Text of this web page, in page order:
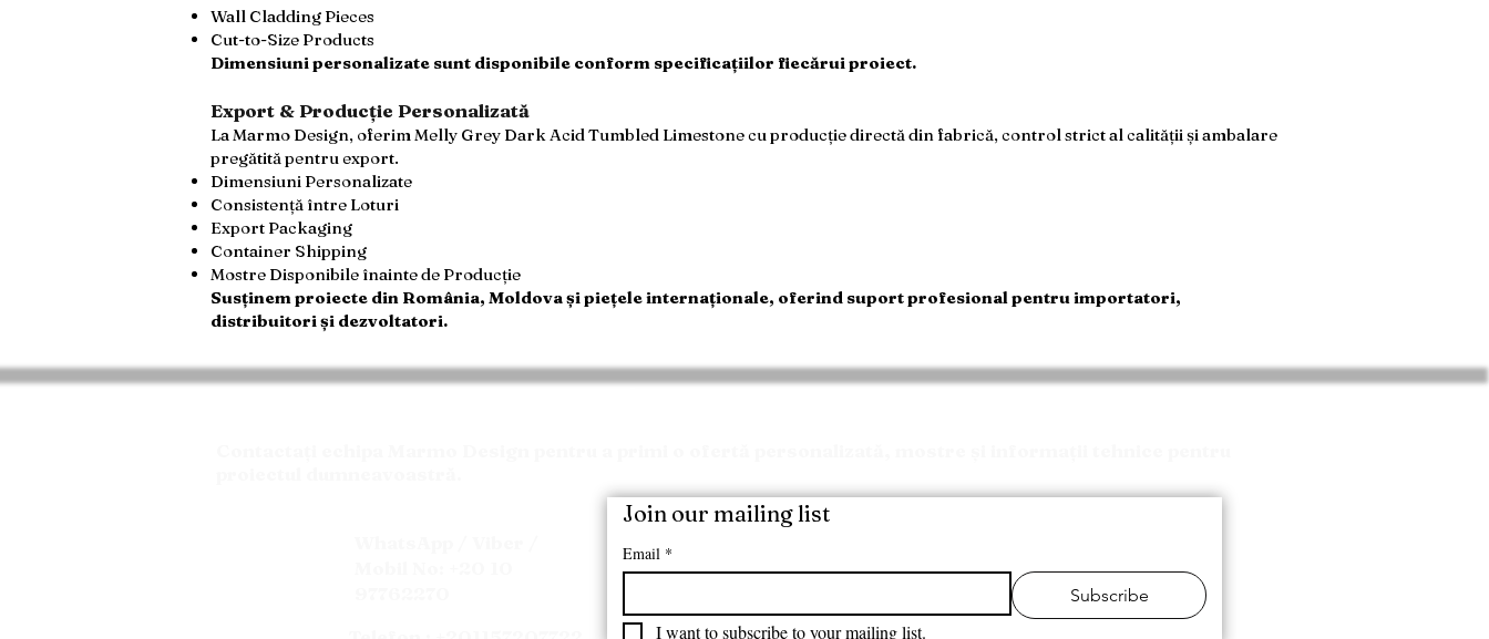
Wall Cladding Pieces
Cut-to-Size Products
Dimensiuni personalizate sunt disponibile conform specificațiilor fiecărui proiect.
Export & Producție Personalizată
La Marmo Design, oferim Melly Grey Dark Acid Tumbled Limestone cu producție directă din fabrică, control strict al calității și ambalare
pregătită pentru export.
Dimensiuni Personalizate
Consistență între Loturi
Export Packaging
Container Shipping
Mostre Disponibile înainte de Producție
Susținem proiecte din România, Moldova și piețele internaționale, oferind suport profesional pentru importatori,
distribuitori și dezvoltatori.
Join our mailing list
Email *
Subscribe
I want to subscribe to your mailing list.